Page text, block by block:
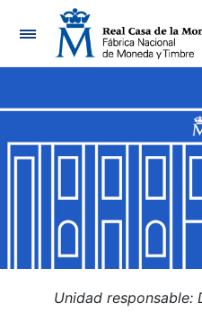
Navegación
Mostrar/Ocultar
Mostrar/Ocultar
Mostrar/Ocultar
Unidad responsable: